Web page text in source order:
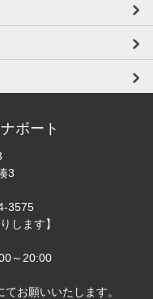
ボート
3
3575
します】
～20:00
お願いいたします。